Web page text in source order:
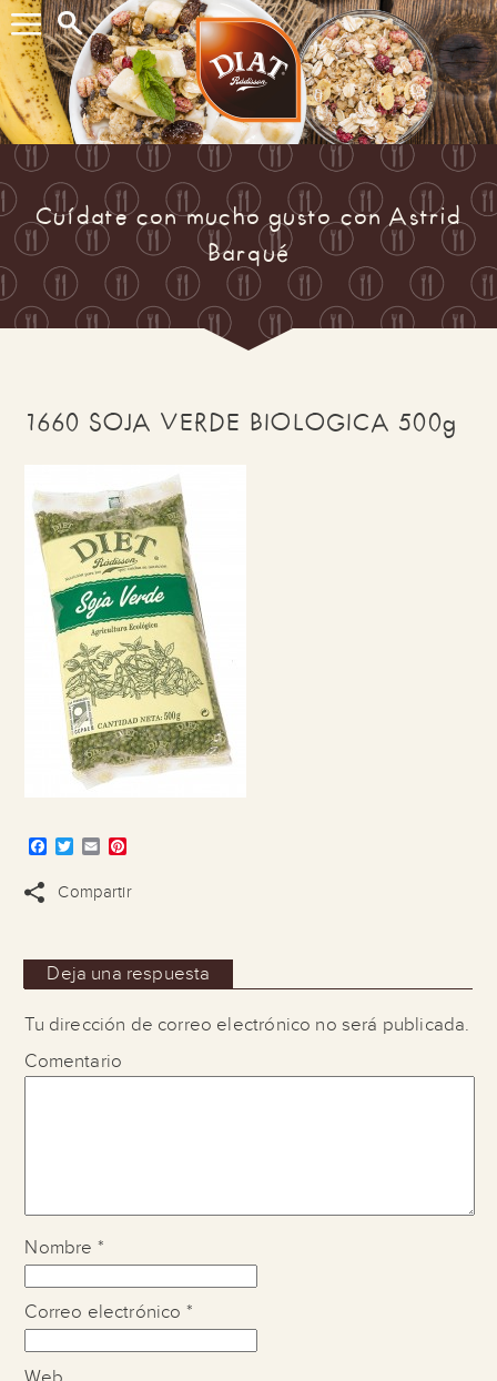
Buscar...
Cuídate con mucho gusto con Astrid
Barqué
1660 SOJA VERDE BIOLOGICA 500g
Facebook
Twitter
Email
Compartir
Deja una respuesta
Tu dirección de correo electrónico no será publicada.
Comentario
Nombre *
Correo electrónico *